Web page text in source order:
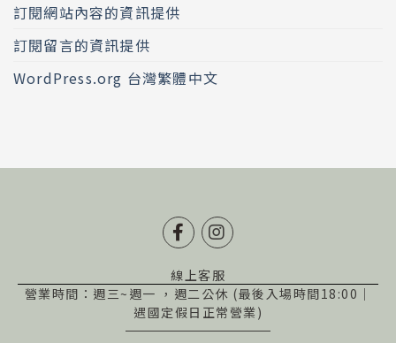
訂閱網站內容的資訊提供
訂閱留言的資訊提供
WordPress.org 台灣繁體中文
線上客服
營業時間：週三~週一 ， 週二公休 (最後入場時間18:00｜
遇國定假日正常營業)